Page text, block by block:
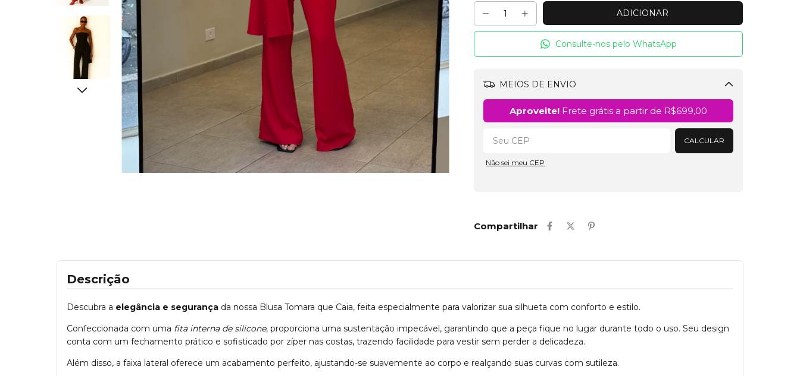
Consulte-nos pelo WhatsApp
MEIOS DE ENVIO
Aproveite! Frete grátis a partir de R$699,00
CALCULAR
Não sei meu CEP
Compartilhar
Descrição
Descubra a elegância e segurança da nossa Blusa Tomara que Caia, feita especialmente para valorizar sua silhueta com conforto e estilo.
Confeccionada com uma fita interna de silicone, proporciona uma sustentação impecável, garantindo que a peça fique no lugar durante todo o uso. Seu design
conta com um fechamento prático e sofisticado por zíper nas costas, trazendo facilidade para vestir sem perder a delicadeza.
Além disso, a faixa lateral oferece um acabamento perfeito, ajustando-se suavemente ao corpo e realçando suas curvas com sutileza.